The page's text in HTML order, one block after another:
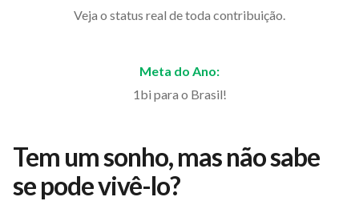
Veja o status real de toda contribuição.
Meta do Ano:
1bi para o Brasil!
Tem um sonho, mas não sabe
se pode vivê-lo?